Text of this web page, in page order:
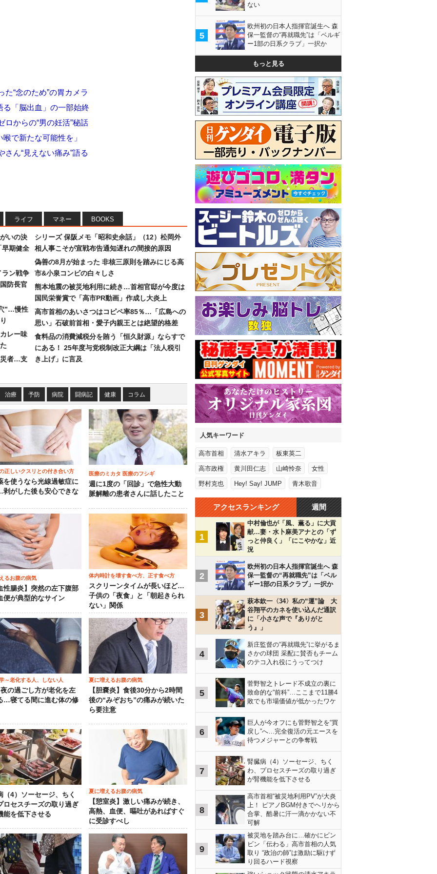
“念のため”の胃カメラ
「脳出血」の一部始終
からの“男の妊活”秘話
で新たな可能性を」
ん“見えない痛み”語る
ライフ マネー BOOKS
いの決
早期健全
ラン戦争
防長官
”…慢性
レー味
災者…支
シリーズ 保阪メモ「昭和史余話」（12）松岡外
相人事こそが宣戦布告通知遅れの間接的原因
偽善の8月が始まった 非核三原則を踏みにじる高
市&小泉コンビの白々しさ
熊本地震の被災地利用に続き…首相官邸が今度は
国民栄誉賞で「高市PR動画」作成し大炎上
高市首相のあいさつはコピペ率85％…「広島への
思い」石破前首相・愛子内親王とは絶望的格差
食料品の消費減税分を賄う「恒久財源」ならすで
にある！ 25年度与党税制改正大綱は「法人税引
き上げ」に言及
治療 予防 病院 闘病記 健康 コラム
正しいクスリとの付き合い方
を使うなら光線過敏症に
がした後も安心できな
医療のミカタ 医療のフシギ
週に1度の「回診」で急性大動
脈解離の患者さんに話したこと
るお腹の病気
性腸炎】突然の左下腹部
便が典型的なサイン
体内時計を壊す食べ方、正す食べ方
スクリーンタイムが長いほど…
子供の「夜食」と「朝起きられ
ない」関係
～老化する人、しない人
の過ごし方が老化を左
…寝てる間に進む体の修
夏に増えるお腹の病気
【胆嚢炎】食後30分から2時間
後の“みぞおち”の痛みが続いた
ら要注意
（4）ソーセージ、ちく
ロセスチーズの取り過ぎ
能を低下させる
夏に増えるお腹の病気
【憩室炎】激しい痛みが続き、
高熱、血便、嘔吐があればすぐ
に受診すべし
ない
5
欧州初の日本人指揮官誕生へ 森
保一監督の“再就職先”は「ベルギ
ー1部の日系クラブ」一択か
もっと見る
人気キーワード
高市首相 清水アキラ 板東英二
高市政権 黄川田仁志 山崎怜奈 女性
野村克也 Hey! Say! JUMP 青木歌音
アクセスランキング 週間
1
中村倫也が「風、薫る」に大貢
献…妻・水卜麻美アナとの「ず
っと仲良く」「にこやかな」近
況
2
欧州初の日本人指揮官誕生へ 森
保一監督の“再就職先”は「ベル
ギー1部の日系クラブ」一択か
3
萩本欽一〈34〉私の“運”論 大
谷翔平のカネを使い込んだ通訳
に「小さな声で『ありがと
う』」
4
新庄監督の“再就職先”に挙がるま
さかの球団 采配に賛否もチーム
のテコ入れ役にうってつけ
5
菅野智之トレード不成立の裏に
致命的な“前科”…ここまで11勝4
敗でも市場価値が低かったワケ
6
巨人が今オフにも菅野智之を“買
戻し”へ…完全復活の元エースを
待つメジャーとの争奪戦
7
腎臓病（4）ソーセージ、ちく
わ、プロセスチーズの取り過ぎ
が腎機能を低下させる
8
高市首相“被災地利用PV”が大炎
上！ ピアノBGM付きでヘリから
合掌、酷暑に汗一滴かかない不
可解
9
被災地を踏み台に…確かにビン
ビン「伝わる」高市首相の人気
取り “政治の師”は激励に駆けず
り回るハード視察